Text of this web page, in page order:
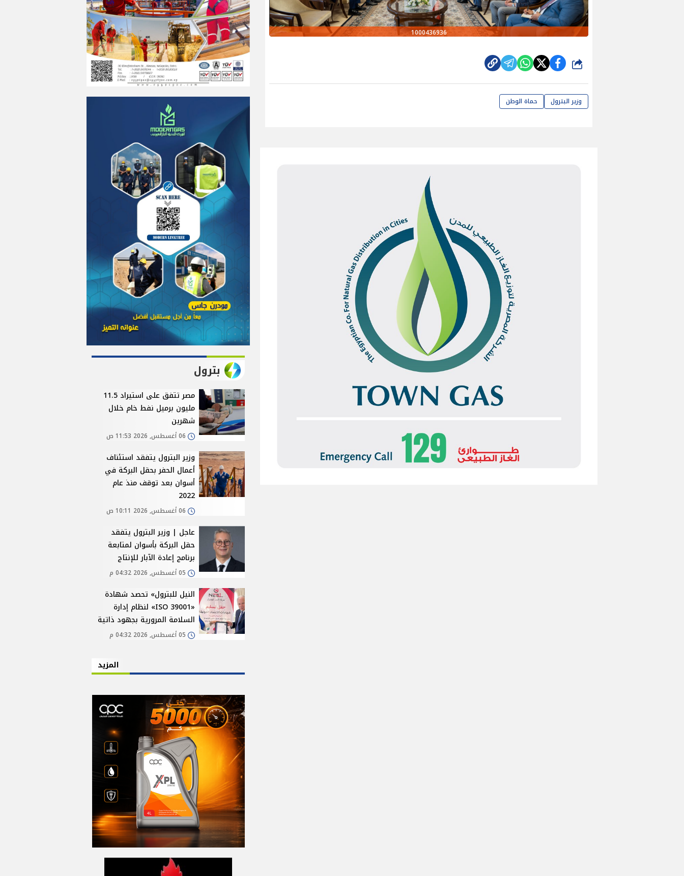
1000436936
شارك
وزير البترول حماة الوطن
بترول
مصر تتفق على استيراد 11.5
مليون برميل نفط خام خلال
شهرين
06 أغسطس, 2026 11:53 ص
وزير البترول يتفقد استئناف
أعمال الحفر بحقل البركة في
أسوان بعد توقف منذ عام
2022
06 أغسطس, 2026 10:11 ص
عاجل | وزير البترول يتفقد
حقل البركة بأسوان لمتابعة
برنامج إعادة الآبار للإنتاج
05 أغسطس, 2026 04:32 م
النيل للبترول» تحصد شهادة
«ISO 39001» لنظام إدارة
السلامة المرورية بجهود ذاتية
05 أغسطس, 2026 04:32 م
المزيد